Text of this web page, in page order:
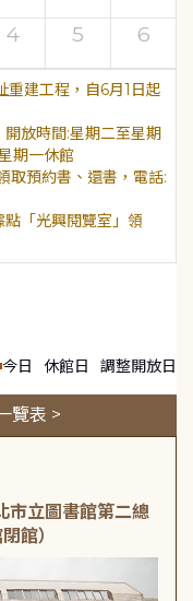
4 5 6
重建工程，自6月1日起
放時間:星期二至星期
期一休館
取預約書、還書，電話:
「光興閱覽室」領
今日 休館日 調整開放日
覽表 >
立圖書館第二總
館）